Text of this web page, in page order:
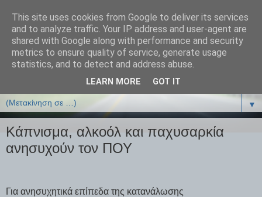
ΒΙΟΛΟΓΙΑonline.gr
Online Μαθήματα Βιολογίας
▼
Κάπνισμα, αλκοόλ και παχυσαρκία
ανησυχούν τον ΠΟΥ
Για ανησυχητικά επίπεδα της κατανάλωσης
This site uses cookies from Google to deliver its services
and to analyze traffic. Your IP address and user-agent are
shared with Google along with performance and security
metrics to ensure quality of service, generate usage
statistics, and to detect and address abuse.
LEARN MORE GOT IT